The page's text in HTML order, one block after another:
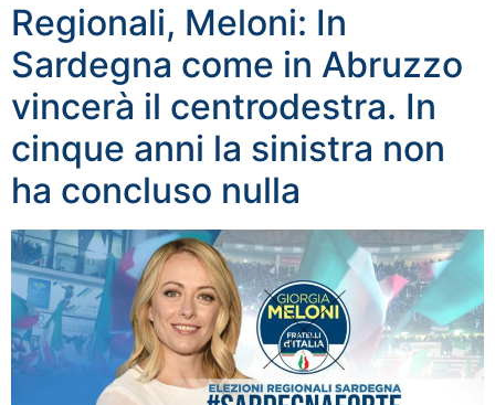
Regionali, Meloni: In
Sardegna come in Abruzzo
vincerà il centrodestra. In
cinque anni la sinistra non
ha concluso nulla